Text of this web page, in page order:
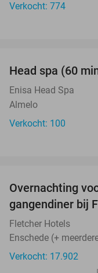
Verkocht: 774
Head spa (60
Enisa Head Spa
Almelo
Verkocht: 100
Overnachting
gangendiner bij
Fletcher Hotels
Enschede (+
Verkocht: 17.902